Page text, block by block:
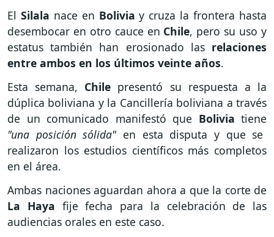
El Silala nace en Boliviay cruza la frontera hasta
desembocar en otro cauce en Chile, pero su uso y
estatus también han erosionado lasrelaciones
entre ambos en los últimos veinte años.
Esta semana, Chile presentó su respuesta a la
dúplica boliviana y la Cancillería boliviana a través
de un comunicado manifestó que Bolivia tiene
"una posición sólida" en esta disputa y que se
realizaron los estudios científicos más completos
en el área.
Ambas naciones aguardan ahora a que la corte de
La Haya fije fecha para la celebración de las
audiencias orales en este caso.